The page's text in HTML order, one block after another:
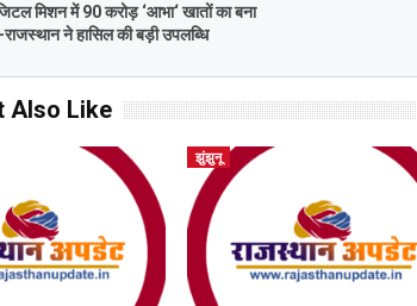
मिशन में 90 करोड़ ‘आभा‘ खातों का बना
-राजस्थान ने हासिल की बड़ी उपलब्धि
Also Like
झुंझुनू